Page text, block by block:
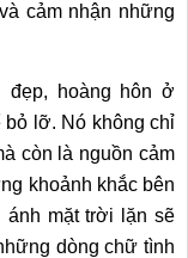
cảm nhận những
hoàng hôn ở
bỏ lỡ. Nó không chỉ
còn là nguồn cảm
khoảnh khắc bên
ánh mặt trời lặn sẽ
dòng chữ tình